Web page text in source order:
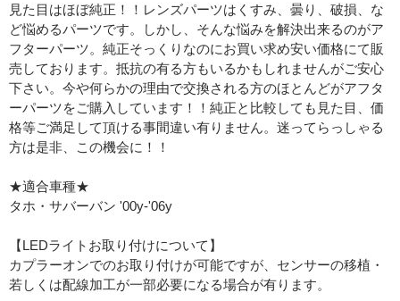
見た目はほぼ純正！！レンズパーツはくすみ、曇り、破損、な
ど悩めるパーツです。しかし、そんな悩みを解決出来るのがア
フターパーツ。純正そっくりなのにお買い求め安い価格にて販
売しております。抵抗の有る方もいるかもしれませんがご安心
下さい。今や何らかの理由で交換される方のほとんどがアフタ
ーパーツをご購入しています！！純正と比較しても見た目、価
格等ご満足して頂ける事間違い有りません。迷ってらっしゃる
方は是非、この機会に！！
★適合車種★
タホ・サバーバン '00y-'06y
【LEDライトお取り付けについて】
カプラーオンでのお取り付けが可能ですが、センサーの移植・
若しくは配線加工が一部必要になる場合が有ります。